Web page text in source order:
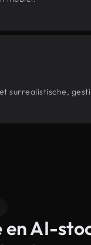
surrealistische,
AI-